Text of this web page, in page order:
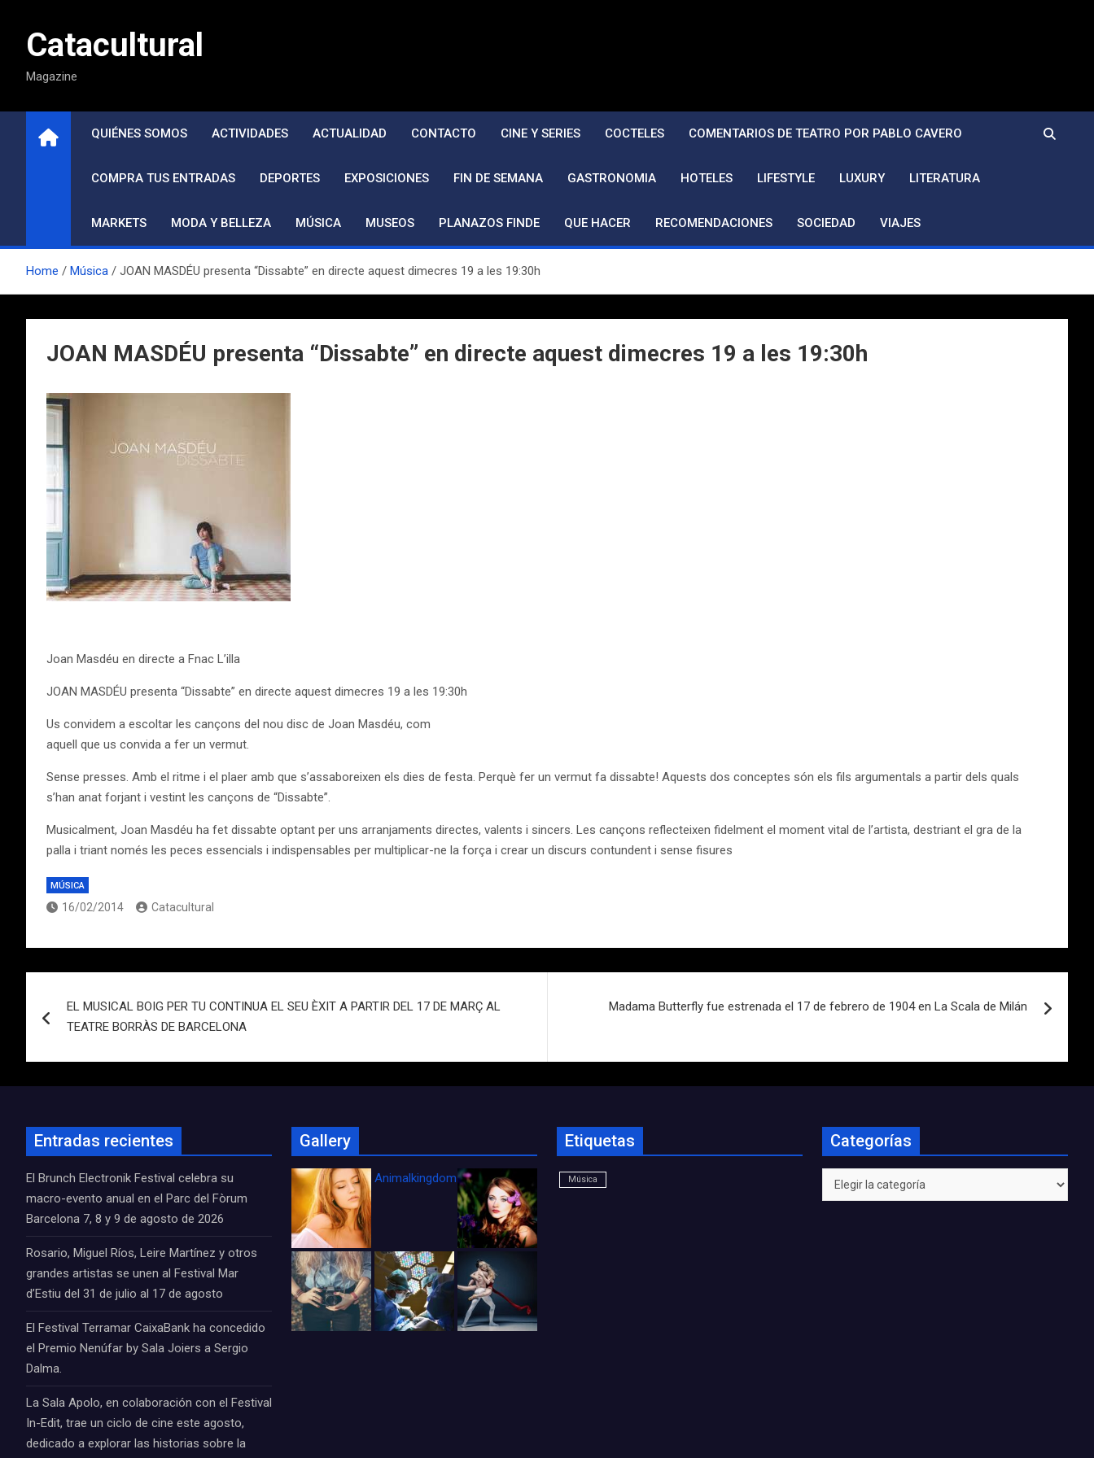
contenidoCatacultural
Magazine
QUIÉNES SOMOS ACTIVIDADES ACTUALIDAD CONTACTO CINE Y SERIES COCTELES COMENTARIOS DE TEATRO POR PABLO CAVERO
COMPRA TUS ENTRADAS DEPORTES EXPOSICIONES FIN DE SEMANA GASTRONOMIA HOTELES LIFESTYLE LUXURY LITERATURA
MARKETS MODA Y BELLEZA MÚSICA MUSEOS PLANAZOS FINDE QUE HACER RECOMENDACIONES SOCIEDAD VIAJES
Home Música JOAN MASDÉU presenta “Dissabte” en directe aquest dimecres 19 a les 19:30h
JOAN MASDÉU presenta “Dissabte” en directe aquest dimecres 19 a les 19:30h
Joan Masdéu en directe a Fnac L’illa
JOAN MASDÉU presenta “Dissabte” en directe aquest dimecres 19 a les 19:30h
Us convidem a escoltar les cançons del nou disc de Joan Masdéu, com
aquell que us convida a fer un vermut.
Sense presses. Amb el ritme i el plaer amb que s’assaboreixen els dies de festa. Perquè fer un vermut fa dissabte! Aquests dos conceptes són els fils argumentals a partir dels quals
s’han anat forjant i vestint les cançons de “Dissabte”.
Musicalment, Joan Masdéu ha fet dissabte optant per uns arranjaments directes, valents i sincers. Les cançons reflecteixen fidelment el moment vital de l’artista, destriant el gra de la
palla i triant només les peces essencials i indispensables per multiplicar-ne la força i crear un discurs contundent i sense fisures
MÚSICA
16/02/2014 Catacultural
de
entradas
EL MUSICAL BOIG PER TU CONTINUA EL SEU ÈXIT A PARTIR DEL 17 DE MARÇ AL
TEATRE BORRÀS DE BARCELONA
Madama Butterfly fue estrenada el 17 de febrero de 1904 en La Scala de Milán
Entradas recientes
El Brunch Electronik Festival celebra su
macro-evento anual en el Parc del Fòrum
Barcelona 7, 8 y 9 de agosto de 2026
Rosario, Miguel Ríos, Leire Martínez y otros
grandes artistas se unen al Festival Mar
d’Estiu del 31 de julio al 17 de agosto
El Festival Terramar CaixaBank ha concedido
el Premio Nenúfar by Sala Joiers a Sergio
Dalma.
La Sala Apolo, en colaboración con el Festival
In-Edit, trae un ciclo de cine este agosto,
dedicado a explorar las historias sobre la
Gallery
Animalkingdom_FichaCine
Etiquetas
Música
Categorías
Categorías